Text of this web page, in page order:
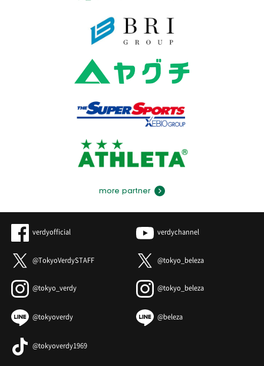
more partner
verdyofficial verdychannel
@TokyoVerdySTAFF @tokyo_beleza
@tokyo_verdy @tokyo_beleza
@tokyoverdy @beleza
@tokyoverdy1969